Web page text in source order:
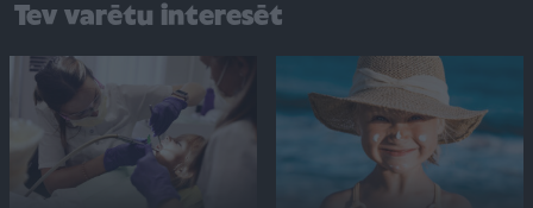
Tev varētu interesēt